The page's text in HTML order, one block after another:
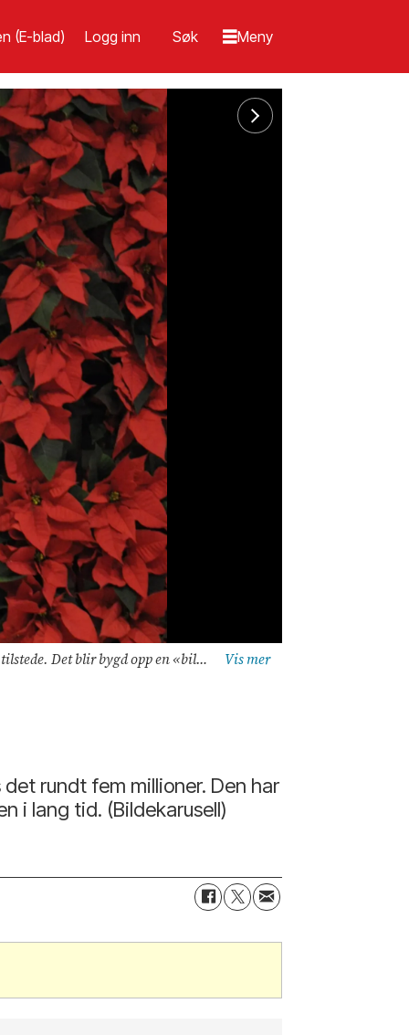
(E-blad) Logg inn
Bildet er fra fjorårets arrangement. Foto: Foto: Elin Nordli, Gartnerforbundet
rundt fem millioner. Den har
i lang tid. (Bildekarusell)